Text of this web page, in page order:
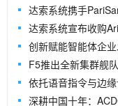
达索系统携手
达索系统宣布收购
创新赋能智能体企
F5推出全新集群舰
依托语音指令与边
深耕中国十年：